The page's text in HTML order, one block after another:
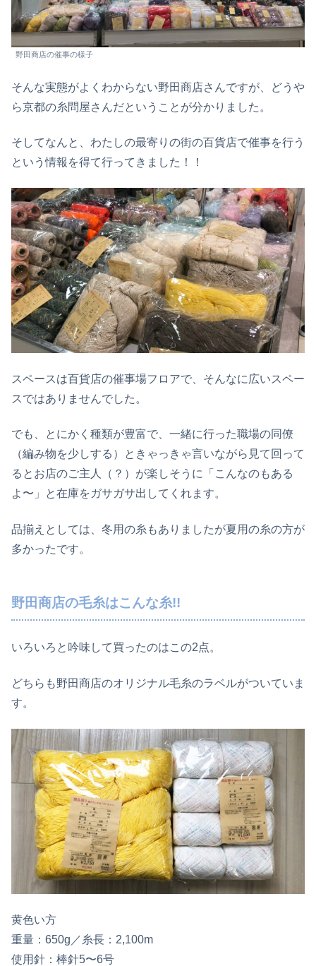
野田商店の催事の様子
そんな実態がよくわからない野田商店さんですが、どうや
ら京都の糸問屋さんだということが分かりました。
そしてなんと、わたしの最寄りの街の百貨店で催事を行う
という情報を得て行ってきました！！
スペースは百貨店の催事場フロアで、そんなに広いスペー
スではありませんでした。
でも、とにかく種類が豊富で、一緒に行った職場の同僚
（編み物を少しする）ときゃっきゃ言いながら見て回って
るとお店のご主人（？）が楽しそうに「こんなのもある
よ〜」と在庫をガサガサ出してくれます。
品揃えとしては、冬用の糸もありましたが夏用の糸の方が
多かったです。
野田商店の毛糸はこんな糸!!
いろいろと吟味して買ったのはこの2点。
どちらも野田商店のオリジナル毛糸のラベルがついていま
す。
黄色い方
重量：650g／糸長：2,100m
使用針：棒針5〜6号